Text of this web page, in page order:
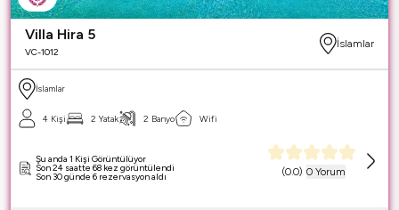
Villa Hira 5
VC-1012
İslamlar
İslamlar
4 Kişi 2 Yatak 2 Banyo Wifi
(0.0) 0 Yorum
Şu anda 1 Kişi Görüntülüyor
Son 24 saatte 68 kez görüntülendi
Son 30 günde 6 rezervasyon aldı